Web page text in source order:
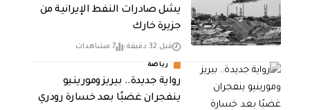
يشل صادرات النفط الإيرانية من
جزيرة خارك
قبل 32 دقيقة 7 مشاهدات
رياضة
رواية جديدة.. بيريز ومورينيو
ينفجران غضبًا بعد خسارة رودري